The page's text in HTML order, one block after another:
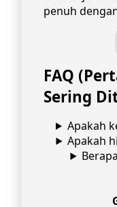
penuh
FAQ
Sering
Apakah
Apakah